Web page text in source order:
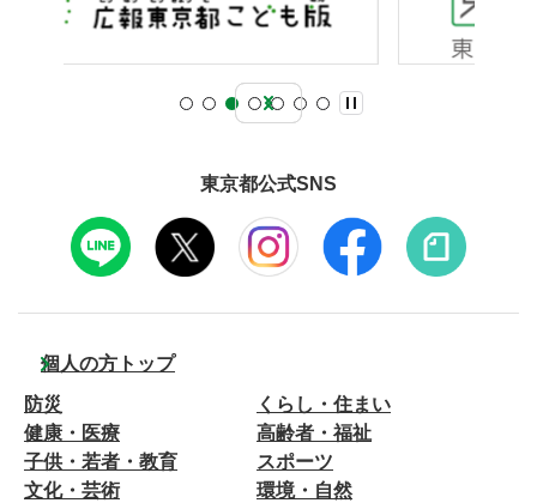
東京都公式SNS
個人の方トップ
防災
くらし・住まい
健康・医療
高齢者・福祉
子供・若者・教育
スポーツ
文化・芸術
環境・自然